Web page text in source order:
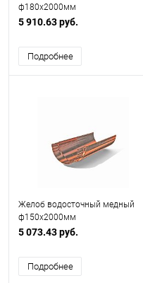
ф180х2000мм
5 910.63 руб.
Подробнее
Желоб водосточный медный
ф150х2000мм
5 073.43 руб.
Подробнее